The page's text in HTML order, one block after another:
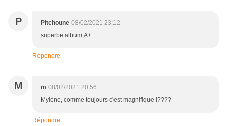
P Pitchoune 08/02/2021 23:12
superbe album,A+
Répondre
M m 08/02/2021 20:56
Mylène, comme toujours c'est magnifique !????
Répondre